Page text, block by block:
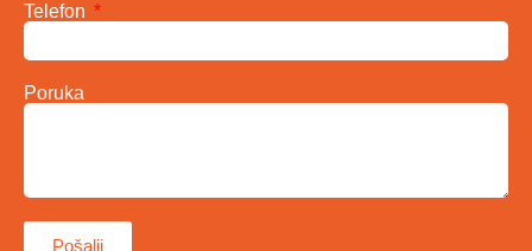
Telefon
Poruka
Pošalji